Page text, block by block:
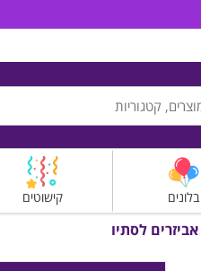
בלונים קישוטים
אביזרים לסתיו